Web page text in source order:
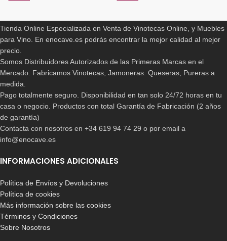
199,99€157,00€ 695,00€ 599,00€
-39%
OW004Magnum
325,00€ 198,90€
CV016CNM
Tienda Online Especializada en Venta de Vinotecas Online, y Muebles
para Vino. En enocave.es podrás encontrar la mejor calidad al mejor
precio.
Somos Distribuidores Autorizados de las Primeras Marcas en el
Mercado. Fabricamos Vinotecas, Jamoneras. Queseras, Pureras a
medida.
Pago totalmente seguro. Disponibilidad en tan solo 24/72 horas en tu
casa o negocio. Productos con total Garantía de Fabricación (2 años
de garantía)
Contacta con nosotros en +34 619 94 74 29 o por email a
info@enocave.es
INFORMACIONES ADICIONALES
Política de Envíos y Devoluciones
Política de cookies
Más información sobre las cookies
Términos y Condiciones
Sobre Nosotros